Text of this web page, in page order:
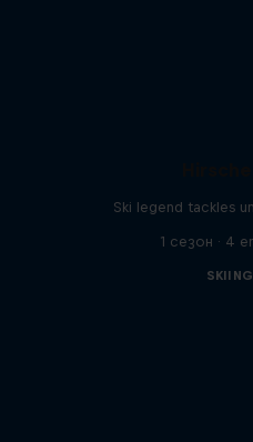
Ski legend tackles
1 сезон · 4
SKIING